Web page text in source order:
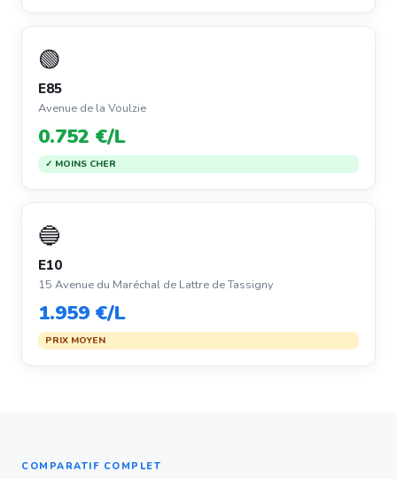
🟢
E85
Avenue de la Voulzie
0.752 €/L
✓ MOINS CHER
🔵
E10
15 Avenue du Maréchal de Lattre de Tassigny
1.959 €/L
PRIX MOYEN
COMPARATIF COMPLET